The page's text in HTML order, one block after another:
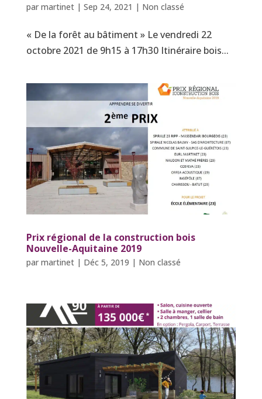
par martinet| Sep 24, 2021 | Non classé
« De la forêt au bâtiment » Le vendredi 22
octobre 2021 de 9h15 à 17h30 Itinéraire bois...
Prix régional de la construction bois
Nouvelle-Aquitaine 2019
par martinet| Déc 5, 2019 | Non classé